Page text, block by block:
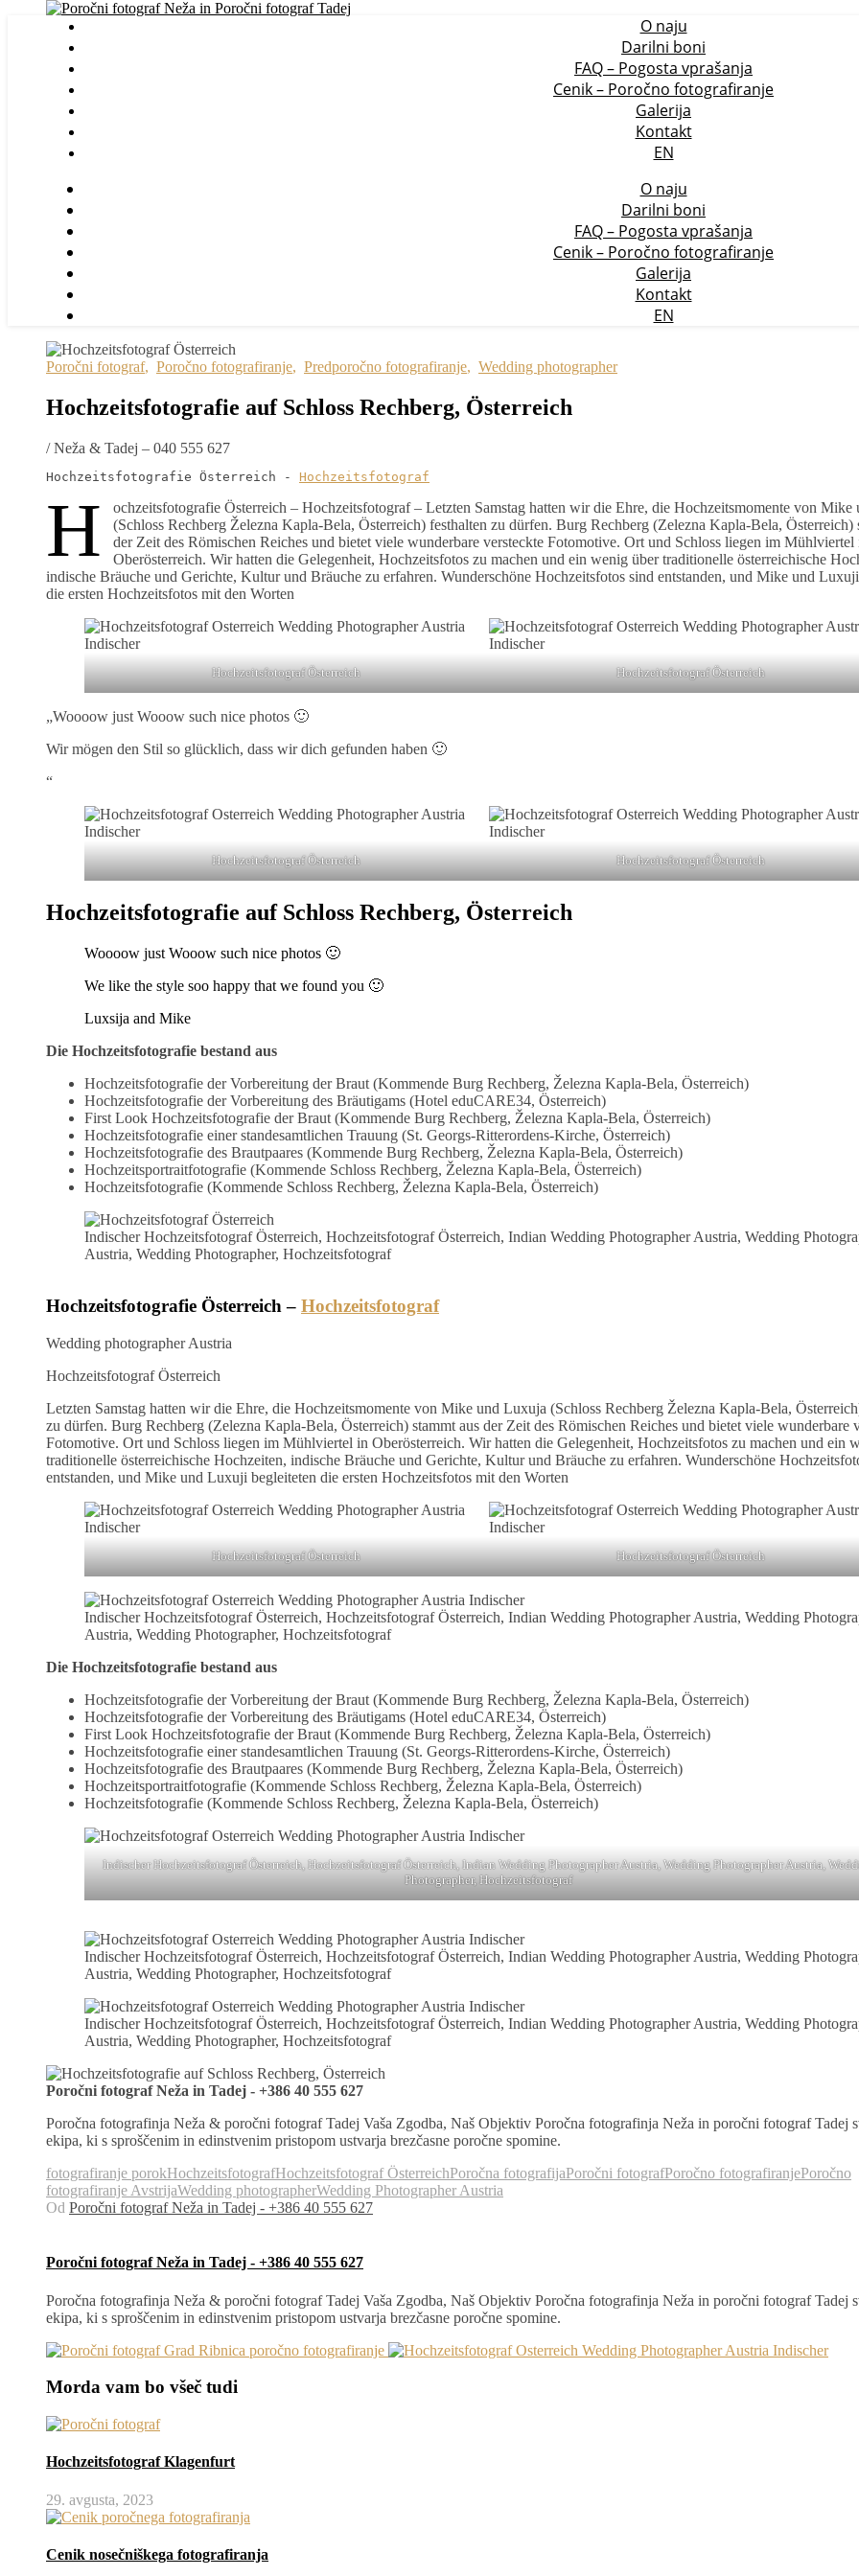
O naju
Darilni boni
FAQ – Pogosta vprašanja
Cenik – Poročno fotografiranje
Galerija
Kontakt
EN
O naju
Darilni boni
FAQ – Pogosta vprašanja
Cenik – Poročno fotografiranje
Galerija
Kontakt
EN
Poročni fotograf, Poročno fotografiranje, Predporočno fotografiranje, Wedding photographer
Hochzeitsfotografie auf Schloss Rechberg, Österreich
/Neža & Tadej – 040 555 627
Hochzeitsfotografie Österreich - Hochzeitsfotograf
H
ochzeitsfotografie Österreich – Hochzeitsfotograf – Letzten Samstag hatten wir die Ehre, die Hochzeitsmomente von Mike
(Schloss Rechberg Železna Kapla-Bela, Österreich) festhalten zu dürfen. Burg Rechberg (Zelezna Kapla-Bela, Österreich)
der Zeit des Römischen Reiches und bietet viele wunderbare versteckte Fotomotive. Ort und Schloss liegen im Mühlviertel
Oberösterreich. Wir hatten die Gelegenheit, Hochzeitsfotos zu machen und ein wenig über traditionelle österreichische
indische Bräuche und Gerichte, Kultur und Bräuche zu erfahren. Wunderschöne Hochzeitsfotos sind entstanden, und Mike und
die ersten Hochzeitsfotos mit den Worten
Hochzeitsfotograf Österreich Hochzeitsfotograf Österreich
„Woooow just Wooow such nice photos 🙂
Wir mögen den Stil so glücklich, dass wir dich gefunden haben 🙂
“
Hochzeitsfotograf Österreich Hochzeitsfotograf Österreich
Hochzeitsfotografie auf Schloss Rechberg, Österreich
Woooow just Wooow such nice photos 🙂
We like the style soo happy that we found you 🙂
Luxsija and Mike
Die Hochzeitsfotografie bestand aus
Hochzeitsfotografie der Vorbereitung der Braut (Kommende Burg Rechberg, Železna Kapla-Bela, Österreich)
Hochzeitsfotografie der Vorbereitung des Bräutigams (Hotel eduCARE34, Österreich)
First Look Hochzeitsfotografie der Braut (Kommende Burg Rechberg, Železna Kapla-Bela, Österreich)
Hochzeitsfotografie einer standesamtlichen Trauung (St. Georgs-Ritterordens-Kirche, Österreich)
Hochzeitsfotografie des Brautpaares (Kommende Burg Rechberg, Železna Kapla-Bela, Österreich)
Hochzeitsportraitfotografie (Kommende Schloss Rechberg, Železna Kapla-Bela, Österreich)
Hochzeitsfotografie (Kommende Schloss Rechberg, Železna Kapla-Bela, Österreich)
Indischer Hochzeitsfotograf Österreich, Hochzeitsfotograf Österreich, Indian Wedding Photographer Austria, Wedding
Austria, Wedding Photographer, Hochzeitsfotograf
Hochzeitsfotografie Österreich – Hochzeitsfotograf
Wedding photographer Austria
Hochzeitsfotograf Österreich
Letzten Samstag hatten wir die Ehre, die Hochzeitsmomente von Mike und Luxuja (Schloss Rechberg Železna Kapla-Bela,
zu dürfen. Burg Rechberg (Zelezna Kapla-Bela, Österreich) stammt aus der Zeit des Römischen Reiches und bietet viele wunderbare
Fotomotive. Ort und Schloss liegen im Mühlviertel in Oberösterreich. Wir hatten die Gelegenheit, Hochzeitsfotos zu machen und ein
traditionelle österreichische Hochzeiten, indische Bräuche und Gerichte, Kultur und Bräuche zu erfahren. Wunderschöne
entstanden, und Mike und Luxuji begleiteten die ersten Hochzeitsfotos mit den Worten
Hochzeitsfotograf Österreich Hochzeitsfotograf Österreich
Indischer Hochzeitsfotograf Österreich, Hochzeitsfotograf Österreich, Indian Wedding Photographer Austria, Wedding
Austria, Wedding Photographer, Hochzeitsfotograf
Die Hochzeitsfotografie bestand aus
Hochzeitsfotografie der Vorbereitung der Braut (Kommende Burg Rechberg, Železna Kapla-Bela, Österreich)
Hochzeitsfotografie der Vorbereitung des Bräutigams (Hotel eduCARE34, Österreich)
First Look Hochzeitsfotografie der Braut (Kommende Burg Rechberg, Železna Kapla-Bela, Österreich)
Hochzeitsfotografie einer standesamtlichen Trauung (St. Georgs-Ritterordens-Kirche, Österreich)
Hochzeitsfotografie des Brautpaares (Kommende Burg Rechberg, Železna Kapla-Bela, Österreich)
Hochzeitsportraitfotografie (Kommende Schloss Rechberg, Železna Kapla-Bela, Österreich)
Hochzeitsfotografie (Kommende Schloss Rechberg, Železna Kapla-Bela, Österreich)
Indischer Hochzeitsfotograf Österreich, Hochzeitsfotograf Österreich, Indian Wedding Photographer Austria, Wedding Photographer Austria,
Photographer, Hochzeitsfotograf
Indischer Hochzeitsfotograf Österreich, Hochzeitsfotograf Österreich, Indian Wedding Photographer Austria, Wedding
Austria, Wedding Photographer, Hochzeitsfotograf
Indischer Hochzeitsfotograf Österreich, Hochzeitsfotograf Österreich, Indian Wedding Photographer Austria, Wedding
Austria, Wedding Photographer, Hochzeitsfotograf
Poročni fotograf Neža in Tadej - +386 40 555 627
Poročna fotografinja Neža & poročni fotograf Tadej Vaša Zgodba, Naš Objektiv Poročna fotografinja Neža in poročni fotograf Tadej
ekipa, ki s sproščenim in edinstvenim pristopom ustvarja brezčasne poročne spomine.
fotografiranje porokHochzeitsfotografHochzeitsfotograf ÖsterreichPoročna fotografijaPoročni fotografPoročno fotografiranjePoročno
fotografiranje AvstrijaWedding photographerWedding Photographer Austria
Od Poročni fotograf Neža in Tadej - +386 40 555 627
Poročni fotograf Neža in Tadej - +386 40 555 627
Poročna fotografinja Neža & poročni fotograf Tadej Vaša Zgodba, Naš Objektiv Poročna fotografinja Neža in poročni fotograf Tadej
ekipa, ki s sproščenim in edinstvenim pristopom ustvarja brezčasne poročne spomine.
Morda vam bo všeč tudi
Hochzeitsfotograf Klagenfurt
29. avgusta, 2023
Cenik nosečniškega fotografiranja